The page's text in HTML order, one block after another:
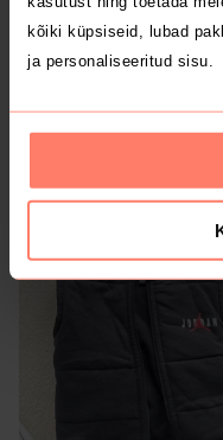
kõiki küpsiseid, lubad
ja personaliseeritud sisu.
6.5 €